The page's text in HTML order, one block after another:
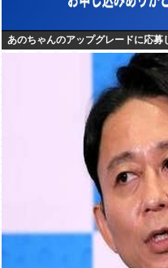
あのちゃんのアップグレードに応募